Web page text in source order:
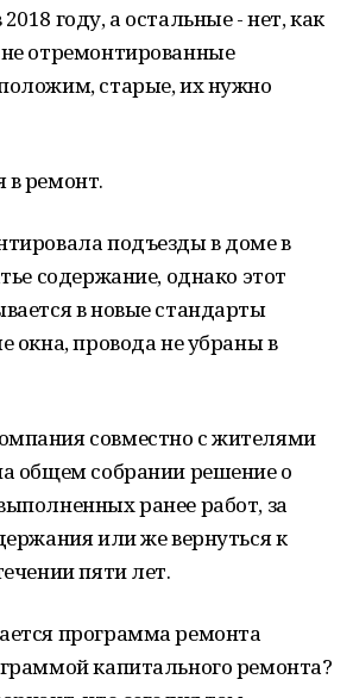
году, а остальные - нет, как
отремонтированные
старые, их нужно
в ремонт.
подъезды в доме в
содержание, однако этот
в новые стандарты
окна, провода не убраны в
совместно с жителями
общем собрании решение о
ранее работ, за
или же вернуться к
пяти лет.
программа ремонта
капитального ремонта?